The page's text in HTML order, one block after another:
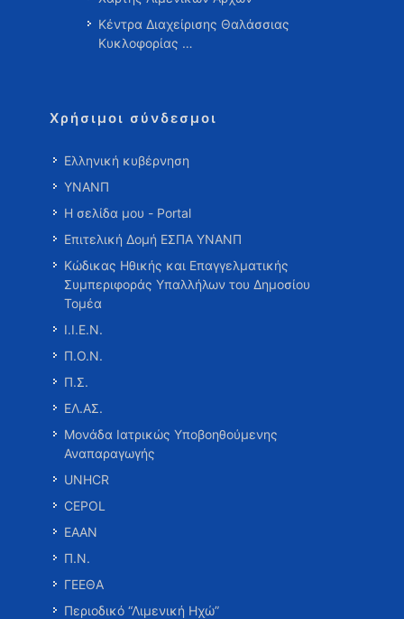
Κέντρα Διαχείρισης Θαλάσσιας
Κυκλοφορίας …
Χρήσιμοι σύνδεσμοι
Ελληνική κυβέρνηση
ΥΝΑΝΠ
Η σελίδα μου - Portal
Επιτελική Δομή ΕΣΠΑ ΥΝΑΝΠ
Κώδικας Ηθικής και Επαγγελματικής
Συμπεριφοράς Υπαλλήλων του Δημοσίου
Τομέα
Ι.Ι.Ε.Ν.
Π.Ο.Ν.
Π.Σ.
ΕΛ.ΑΣ.
Μονάδα Ιατρικώς Υποβοηθούμενης
Αναπαραγωγής
UNHCR
CEPOL
ΕΑΑΝ
Π.Ν.
ΓΕΕΘΑ
Περιοδικό “Λιμενική Ηχώ”